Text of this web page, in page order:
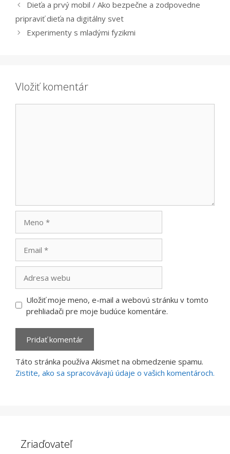
Dieťa a prvý mobil / Ako bezpečne a zodpovedne
pripraviť dieťa na digitálny svet
Experimenty s mladými fyzikmi
Vložiť komentár
webu
Uložiť moje meno, e-mail a webovú stránku v tomto
prehliadači pre moje budúce komentáre.
Táto stránka používa Akismet na obmedzenie spamu.
Zistite, ako sa spracovávajú údaje o vašich komentároch.
Zriaďovateľ